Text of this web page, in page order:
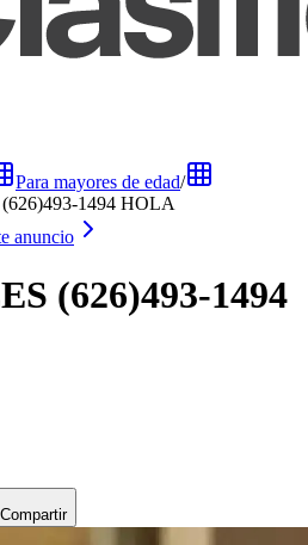
Para mayores de edad/
1494 HOLA
anuncio
(626)493-1494
Compartir